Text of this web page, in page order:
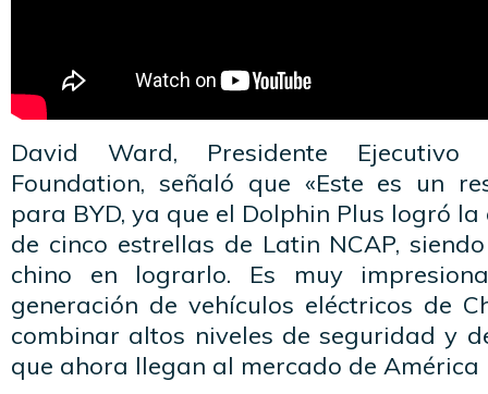
David Ward, Presidente
Foundation, señaló que «Este es un
para BYD, ya que el Dolphin Plus logró
de cinco estrellas de Latin NCAP,
chino en lograrlo. Es muy
generación de vehículos eléctricos de
combinar altos niveles de seguridad y
que ahora llegan al mercado de América